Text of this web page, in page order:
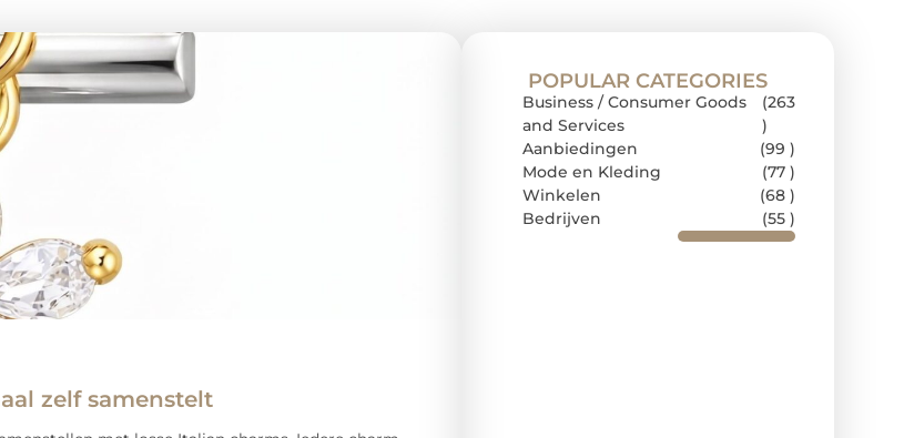
zelf samenstelt
POPULAR CATEGORIES
Business / Consumer Goods
and Services
(263
)
Aanbiedingen
(99 )
Mode en Kleding
(77 )
Winkelen
(68 )
Bedrijven
(55 )